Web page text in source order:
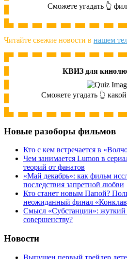
Сможете угадать 👆
Читайте свежие новости в нашем
КВИЗ для
Сможете угадать 👆
Новые разоборы фильмов
Кто с кем встречается в
Чем занимается Lumon в
теорий от фанатов
«Май декабрь»: как фильм
последствия запретной любви
Кто станет новым Папой?
неожиданный финал
Cмысл «Субстанции»: жуткий
совершенству?
Новости
Выпущен первый трейлер